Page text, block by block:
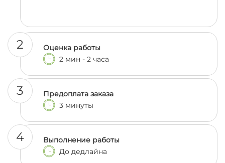
2
Оценка работы
2 мин - 2 часа
3
Предоплата заказа
3 минуты
4
Выполнение работы
До дедлайна